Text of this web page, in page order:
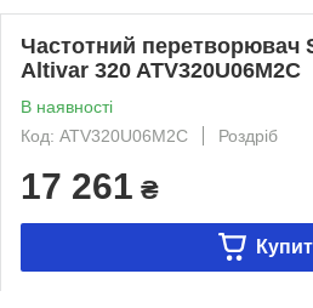
Частотний перетворювач
Altivar 320 ATV320U06M2C
В наявності
Код: ATV320U06M2C
Роздріб
17 261 ₴